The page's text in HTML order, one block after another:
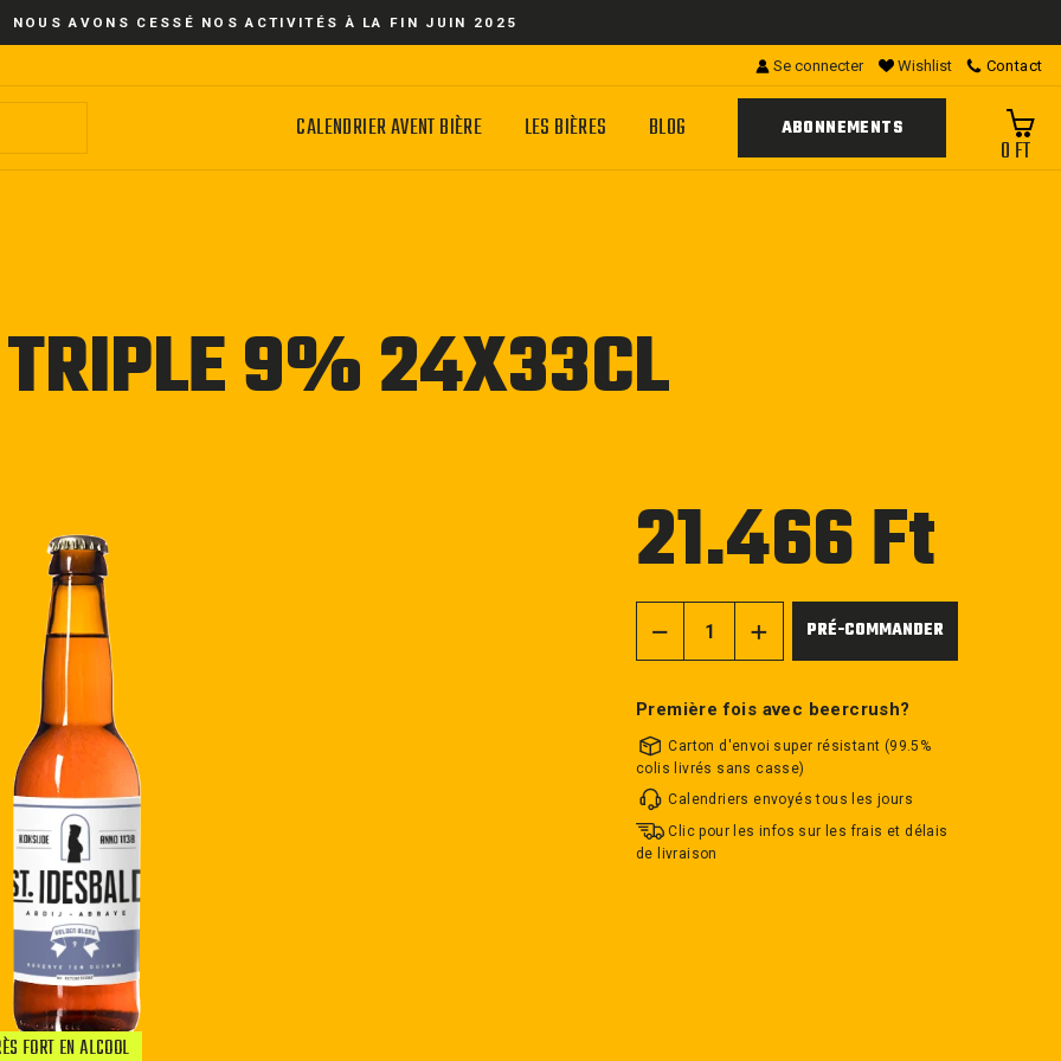
NOUS AVONS CESSÉ NOS ACTIVITÉS À LA FIN JUIN 2025
Se connecter Wishlist Contact
CALENDRIER AVENT BIÈRE LES BIÈRES BLOG ABONNEMENTS
0 FT
9% 24X33CL
FORT EN ALCOOL
21.466 Ft
PRÉ-COMMANDER
Première fois avec beercrush?
Carton d'envoi super résistant (99.5%
colis livrés sans casse)
Calendriers envoyés tous les jours
Clic pour les infos sur les frais et délais
de livraison